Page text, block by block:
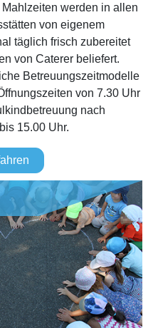
werden in allen
von eigenem
täglich frisch zubereitet
von Caterer beliefert.
Betreuungszeitmodelle
von 7.30 Uhr
nach
15.00 Uhr.